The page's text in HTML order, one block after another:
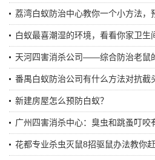
荔湾白蚁防治中心教你一个小方法，
白蚁最喜潮湿的环境，看看你家卫生
天河四害消杀公司——综合防治老鼠
番禺白蚁防治公司有什么方法对抗截
新建房屋怎么预防白蚁？
广州四害消杀中心：臭虫和跳蚤叮咬
花都专业杀虫灭鼠8招驱鼠办法教你